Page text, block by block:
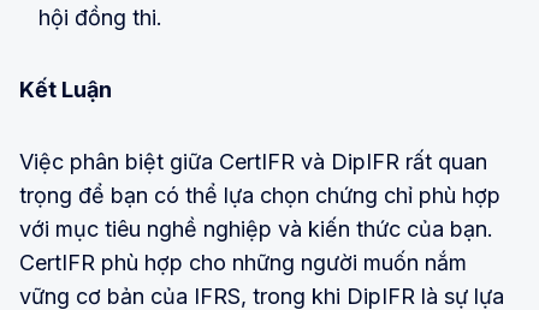
hội đồng thi.
Kết Luận
Việc phân biệt giữa CertIFR và DipIFR rất quan
trọng để bạn có thể lựa chọn chứng chỉ phù hợp
với mục tiêu nghề nghiệp và kiến thức của bạn.
CertIFR phù hợp cho những người muốn nắm
vững cơ bản của IFRS, trong khi DipIFR là sự lựa